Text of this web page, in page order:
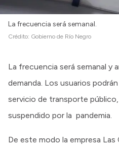
La frecuencia será semanal.
Crédito: Gobierno de Río Negro
La frecuencia será semanal y
demanda. Los usuarios
servicio de transporte
suspendido por la pandemia.
De este modo la empresa Las